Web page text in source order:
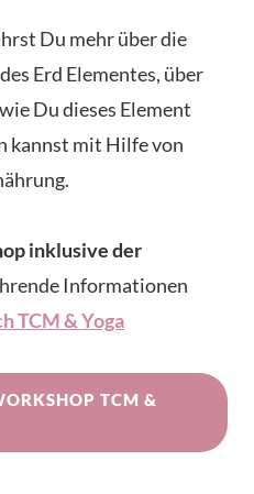
Du mehr über die
Erd Elementes, über
Du dieses Element
kannst mit Hilfe von
inklusive der
Informationen
TCM & Yoga
TCM &